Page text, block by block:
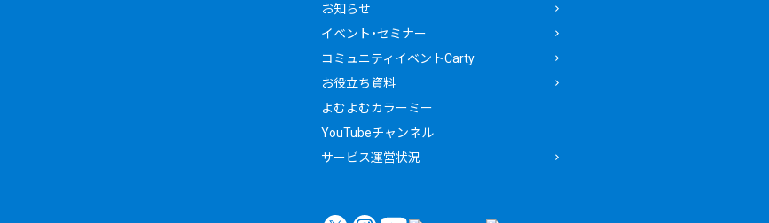
お知らせ
イベント・セミナー
コミュニティイベントCarty
お役立ち資料
よむよむカラーミー
YouTubeチャンネル
サービス運営状況